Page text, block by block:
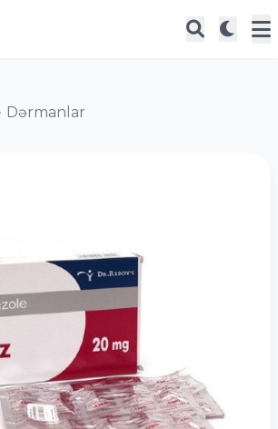
Dərmanlar